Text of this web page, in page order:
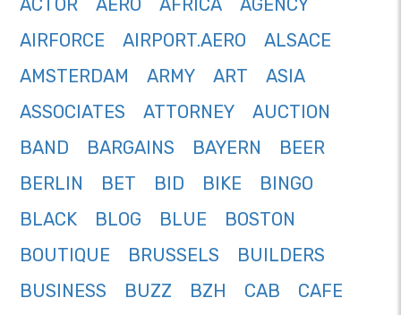
ACTOR
AERO AFRICA
AGENCY
AIRFORCE
AIRPORT.AERO
ALSACE
AMSTERDAM
ARMY ART
ASIA
ASSOCIATES
ATTORNEY
AUCTION
BAND
BARGAINS BAYERN
BEER
BERLIN
BET BID BIKE
BINGO
BLACK
BLOG BLUE
BOSTON
BOUTIQUE
BRUSSELS
BUILDERS
BUSINESS
BUZZ BZH CAB
CAFE